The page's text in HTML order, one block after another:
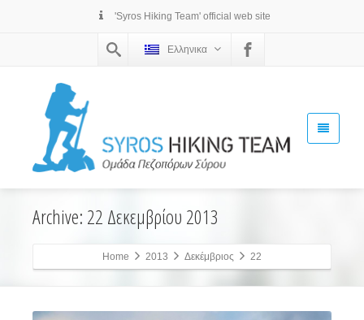
'Syros Hiking Team' official web site
Ελληνικα
Archive: 22 Δεκεμβρίου 2013
Home 2013 Δεκέμβριος 22